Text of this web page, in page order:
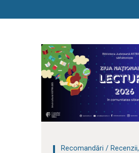
CONTUL MEU
Recomandări / Recenzii,